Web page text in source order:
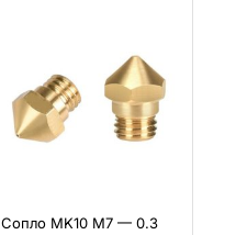
Сопло MK10 M7 — 0.3